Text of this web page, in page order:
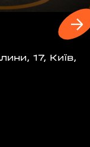
17, Київ,